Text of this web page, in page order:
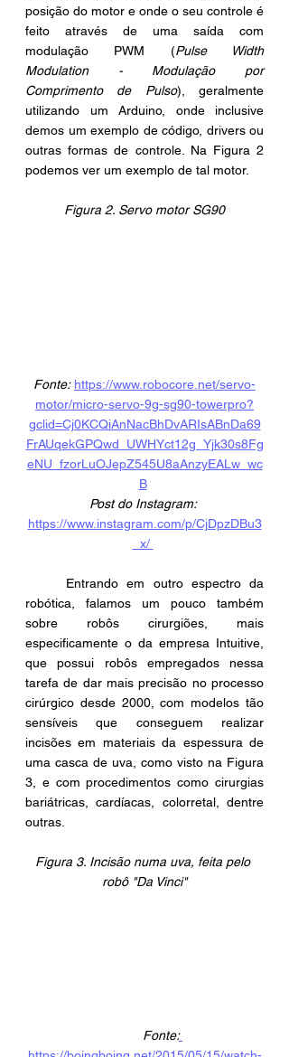
posição do motor e onde o seu controle é
feito através de uma saída com
modulação PWM (Pulse Width
Modulation - Modulação por
Comprimento de Pulso), geralmente
utilizando um Arduino, onde inclusive
demos um exemplo de código, drivers ou
outras formas de controle. Na Figura 2
podemos ver um exemplo de tal motor.
Figura 2. Servo motor SG90
Fonte: https://www.robocore.net/servo-
motor/micro-servo-9g-sg90-towerpro?
gclid=Cj0KCQiAnNacBhDvARIsABnDa69
FrAUqekGPQwd_UWHYct12g_Yjk30s8Fg
eNU_fzorLuOJepZ545U8aAnzyEALw_wc
B
Post do Instagram:
https://www.instagram.com/p/CjDpzDBu3
_x/
robótica, falamos um pouco também
sobre robôs cirurgiões, mais
especificamente o da empresa Intuitive,
que possui robôs empregados nessa
tarefa de dar mais precisão no processo
cirúrgico desde 2000, com modelos tão
sensíveis que conseguem realizar
incisões em materiais da espessura de
uma casca de uva, como visto na Figura
3, e com procedimentos como cirurgias
bariátricas, cardíacas, colorretal, dentre
outras.
Figura 3. Incisão numa uva, feita pelo
robô "Da Vinci"
Fonte: